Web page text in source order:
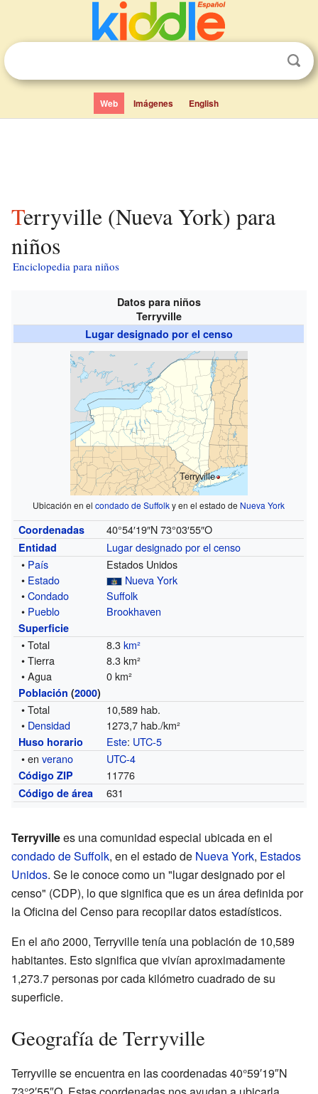
Web Imágenes English
Terryville (Nueva York) para
niños
Enciclopedia para niños
Datos para niños
Terryville
Lugar designado por el censo
Terryville
Ubicación en elcondado de Suffolky en el estado de Nueva York
Coordenadas 40°54′19″N 73°03′55″O
Entidad
Lugar designado por el censo
• País
Estados Unidos
• Estado
Nueva York
•Condado
Suffolk
• Pueblo Brookhaven
Superficie
• Total 8.3km²
• Tierra
8.3 km²
• Agua
0 km²
Población (2000)
• Total
10,589 hab.
• Densidad 1273,7 hab./km²
Huso horario Este: UTC-5
• enverano UTC-4
Código ZIP 11776
Código de área 631
Terryvillees una comunidad especial ubicada en el
condado de Suffolk, en el estado de Nueva York, Estados
Unidos. Se le conoce como un "lugar designado por el
censo" (CDP), lo que significa que es un área definida por
la Oficina del Censo para recopilar datos estadísticos.
En el año 2000, Terryville tenía una población de 10,589
habitantes. Esto significa que vivían aproximadamente
1,273.7 personas por cada kilómetro cuadrado de su
superficie.
Geografía de Terryville
Terryville se encuentra en las coordenadas 40°59′19″N